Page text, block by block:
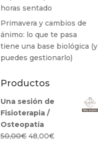
horas sentado
Primavera y cambios de
ánimo: lo que te pasa
tiene una base biológica (y
puedes gestionarlo)
Productos
Una sesión de
Fisioterapia /
Osteopatía
50,00€ El
48,00€El